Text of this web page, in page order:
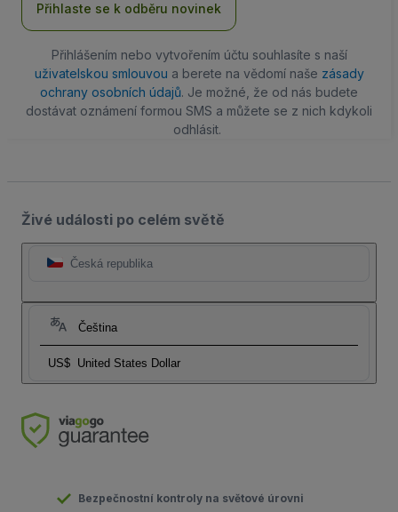
Přihlaste se k odběru novinek
Přihlášením nebo vytvořením účtu souhlasíte s naší
uživatelskou smlouvou a berete na vědomí naše zásady
ochrany osobních údajů. Je možné, že od nás budete
dostávat oznámení formou SMS a můžete se z nich kdykoli
odhlásit.
Živé události po celém světě
Česká republika
Čeština
US$ United States Dollar
Bezpečnostní kontroly na světové úrovni